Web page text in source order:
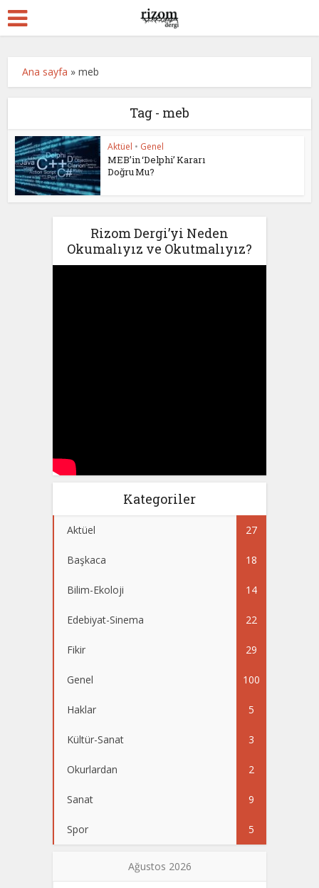
Ana sayfa »meb
Tag - meb
Aktüel • Genel
MEB’in ‘Delphi’ Kararı
Doğru Mu?
Rizom Dergi’yi Neden
Okumalıyız ve Okutmalıyız?
Kategoriler
Aktüel 27
Başkaca 18
Bilim-Ekoloji 14
Edebiyat-Sinema 22
Fikir 29
Genel 100
Haklar 5
Kültür-Sanat 3
Okurlardan 2
Sanat 9
Spor 5
Ağustos 2026